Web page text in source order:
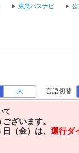
東急バスナビ 公
大 言語切替
て
ざいます。
（金）は、 運行ダ